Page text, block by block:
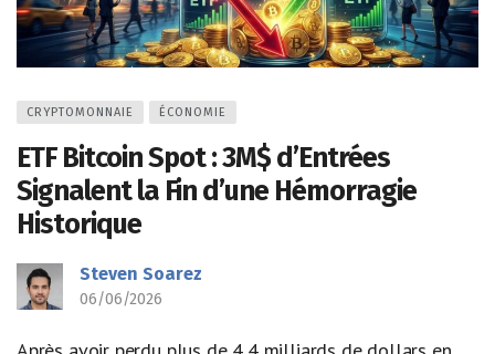
CRYPTOMONNAIE ÉCONOMIE
ETF Bitcoin Spot : 3M$ d’Entrées
Signalent la Fin d’une Hémorragie
Historique
Steven Soarez
06/06/2026